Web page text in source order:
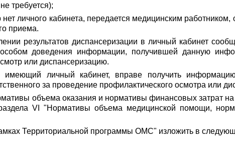
требуется);
нет личного кабинета, передается медицинским
приема.
результатов диспансеризации в личный кабинет
доведения информации, получившей данную
или диспансеризацию.
имеющий личный кабинет, вправе получить
за проведение профилактического осмотра или
объема оказания и нормативы финансовых затрат
VI "Нормативы объема медицинской помощи,
Территориальной программы ОМС" изложить в